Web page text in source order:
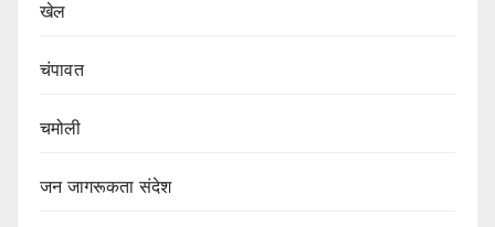
खेल
चंपावत
चमोली
जन जागरूकता संदेश